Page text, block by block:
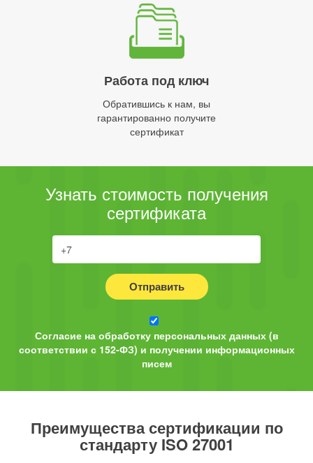
Работа под ключ
Обратившись к нам, вы
гарантированно получите
сертификат
Узнать стоимость получения
сертификата
Отправить
Согласие на обработку персональных данных (в
соответствии с 152-ФЗ) и получении информационных
писем
Преимущества сертификации по
стандарту ISO 27001